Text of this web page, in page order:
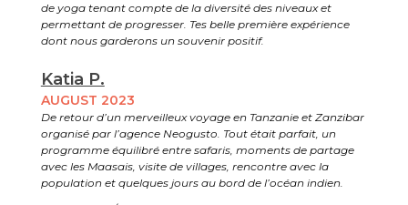
de yoga tenant compte de la diversité des niveaux et
permettant de progresser. Tes belle première expérience
dont nous garderons un souvenir positif.
Katia P.
AUGUST 2023
De retour d’un merveilleux voyage en Tanzanie et Zanzibar
organisé par l’agence Neogusto. Tout était parfait, un
programme équilibré entre safaris, moments de partage
avec les Maasais, visite de villages, rencontre avec la
population et quelques jours au bord de l’océan indien.